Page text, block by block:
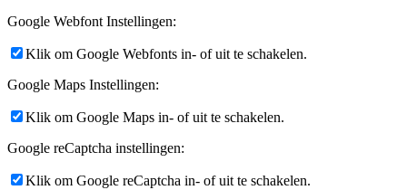
Google Webfont Instellingen:
Klik om Google Webfonts in- of uit te schakelen.
Google Maps Instellingen:
Klik om Google Maps in- of uit te schakelen.
Google reCaptcha instellingen:
Klik om Google reCaptcha in- of uit te schakelen.